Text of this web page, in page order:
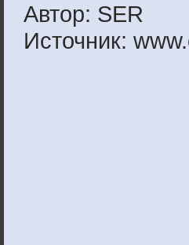
Автор: SER
Источник: